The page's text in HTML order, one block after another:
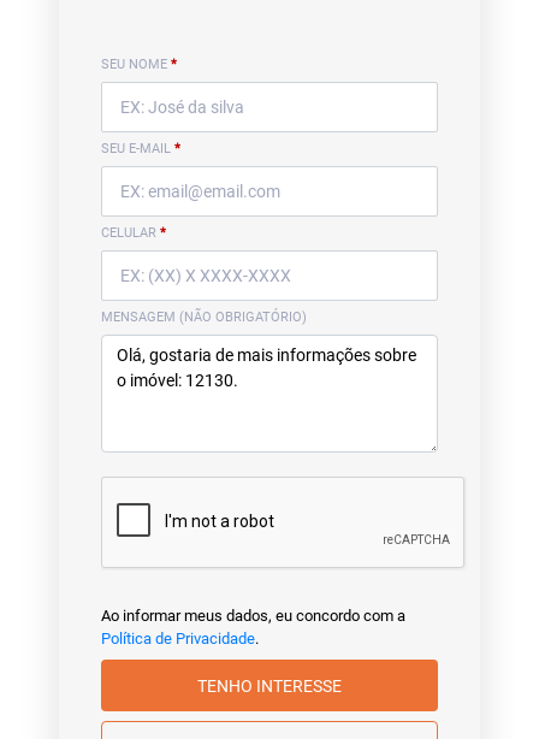
SEU NOME *
SEU E-MAIL *
CELULAR *
MENSAGEM (NÃO OBRIGATÓRIO)
Ao informar meus dados, eu concordo com a
Política de Privacidade.
TENHO INTERESSE